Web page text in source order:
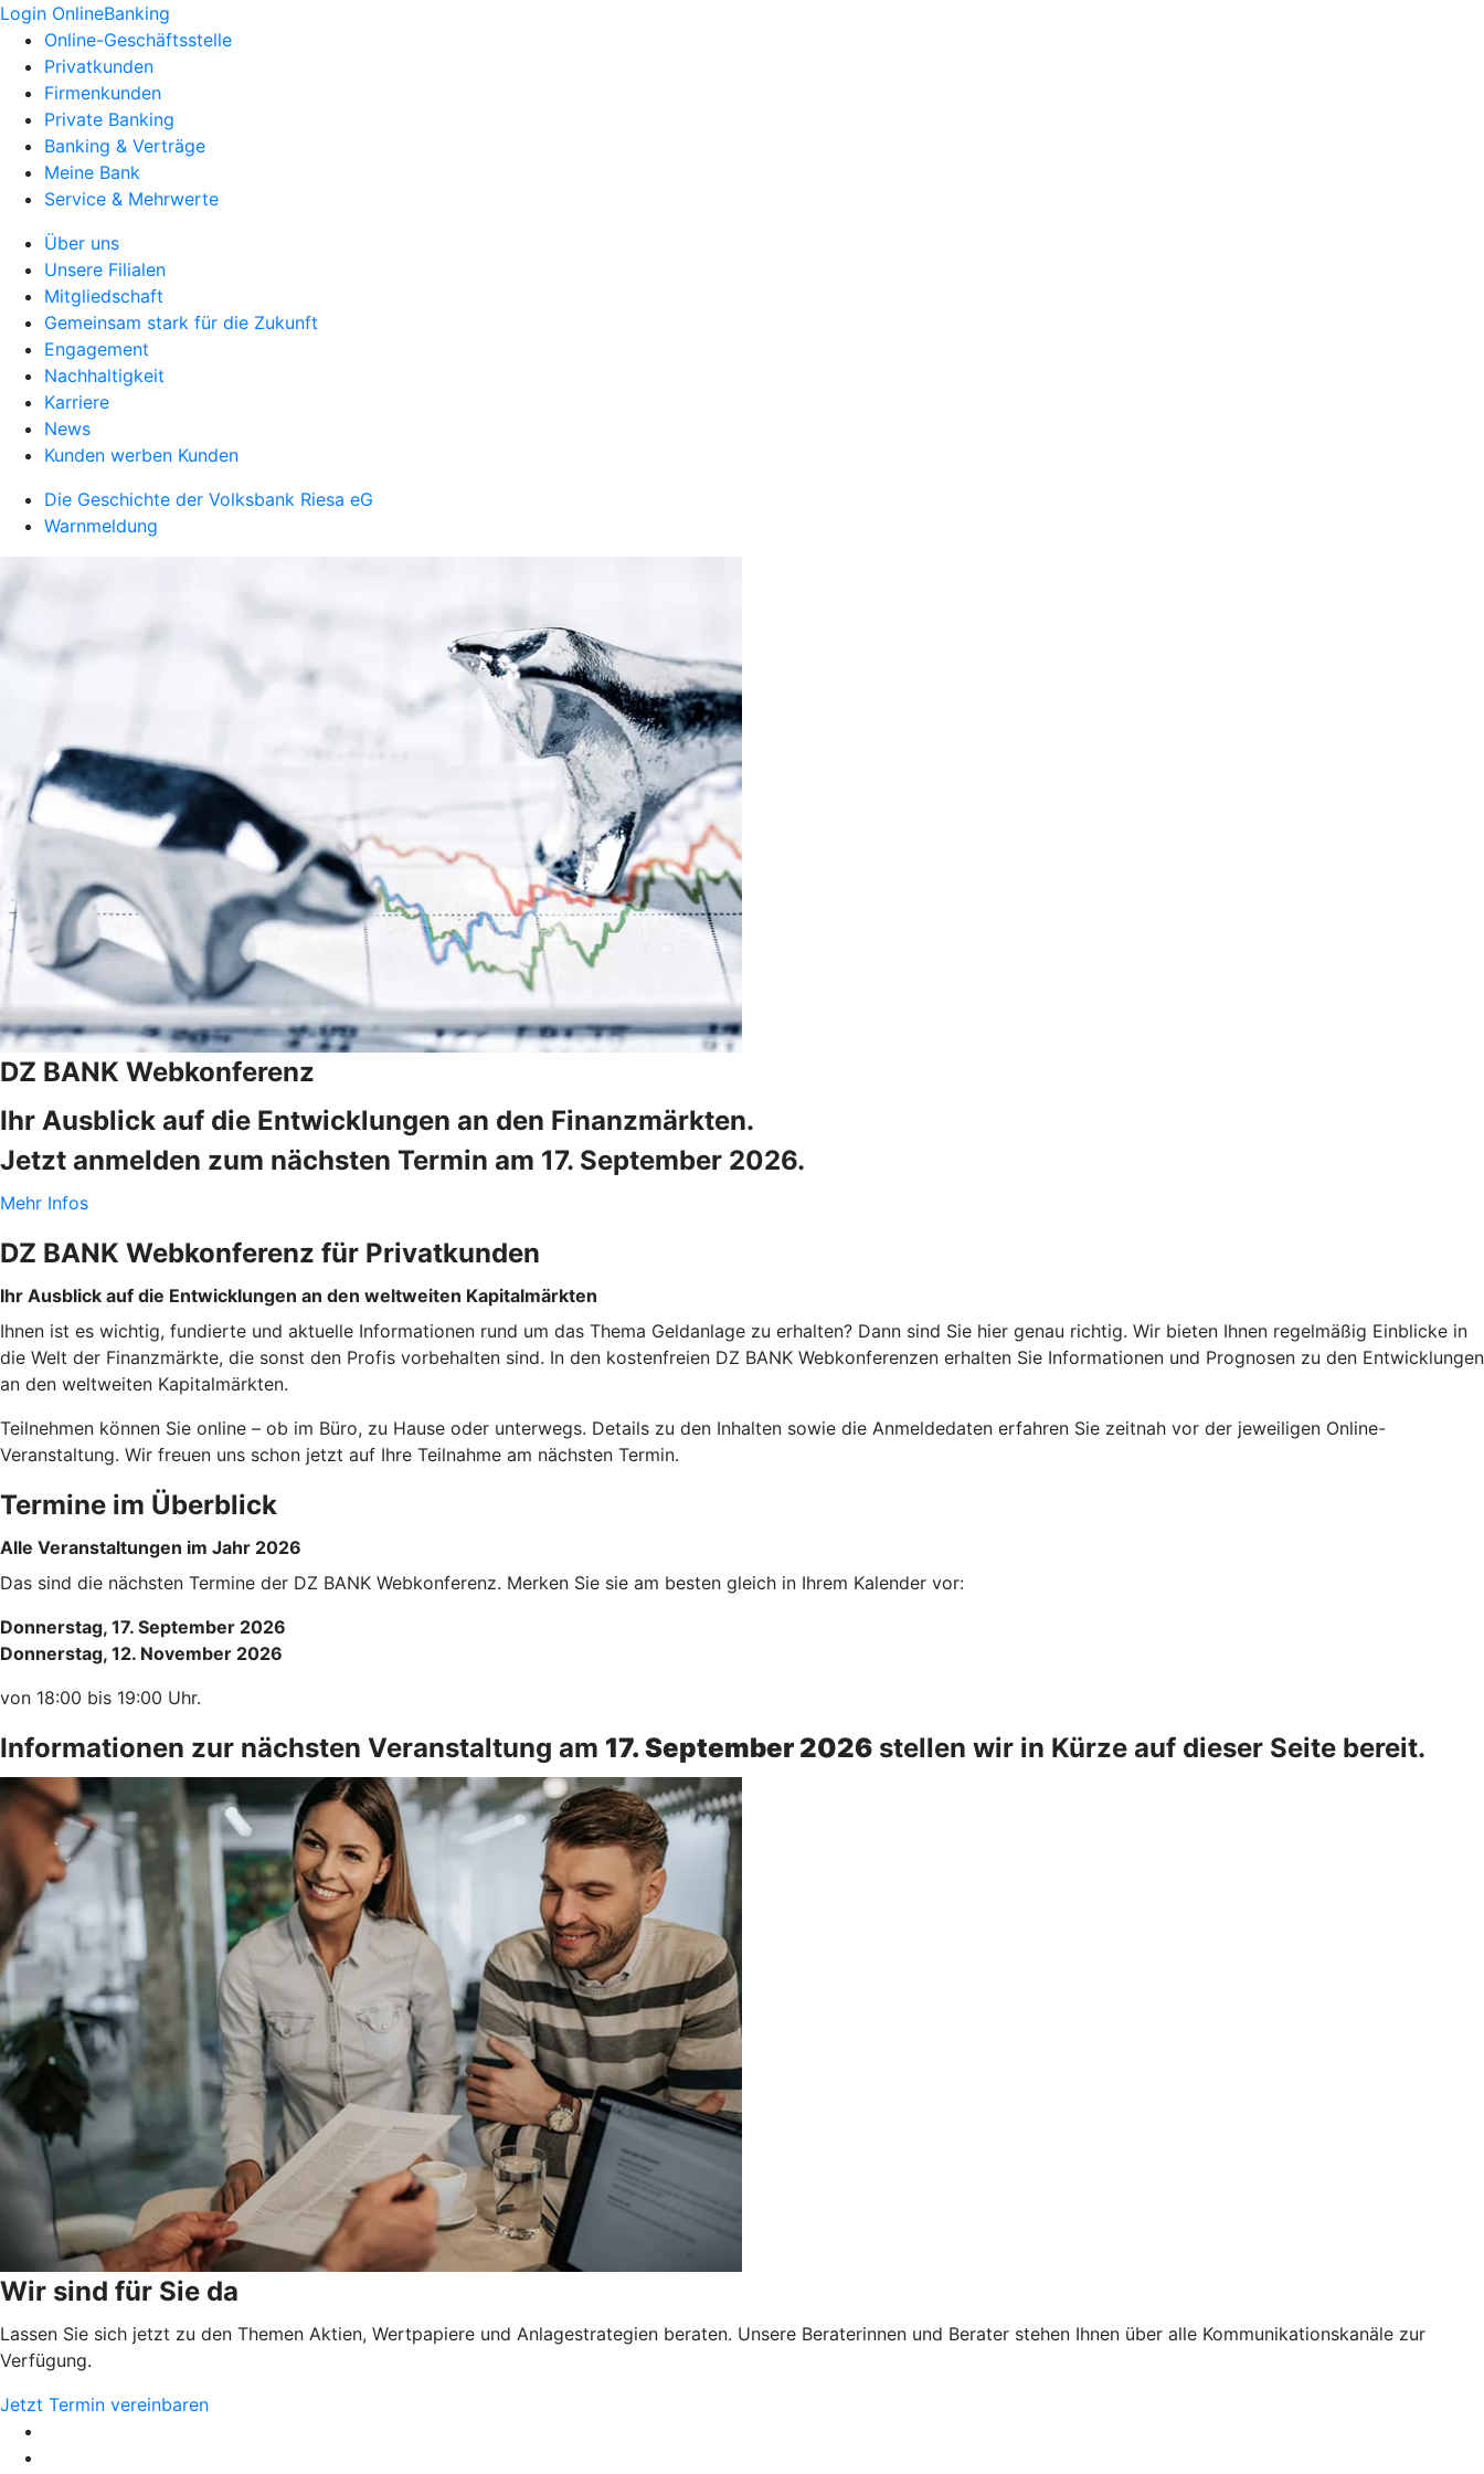
Login OnlineBanking
Online-Geschäftsstelle
Privatkunden
Firmenkunden
Private Banking
Banking & Verträge
Meine Bank
Service & Mehrwerte
Über uns
Unsere Filialen
Mitgliedschaft
Gemeinsam stark für die Zukunft
Engagement
Nachhaltigkeit
Karriere
News
Kunden werben Kunden
Die Geschichte der Volksbank Riesa eG
Warnmeldung
DZ BANK Webkonferenz
Ihr Ausblick auf die Entwicklungen an den Finanzmärkten.
Jetzt anmelden zum nächsten Termin am 17. September 2026.
Mehr Infos
DZ BANK Webkonferenz für Privatkunden
Ihr Ausblick auf die Entwicklungen an den weltweiten Kapitalmärkten
Ihnen ist es wichtig, fundierte und aktuelle Informationen rund um das Thema Geldanlage zu erhalten? Dann sind Sie hier genau richtig. Wir bieten Ihnen regelmäßig Einblicke in
die Welt der Finanzmärkte, die sonst den Profis vorbehalten sind. In den kostenfreien DZ BANK Webkonferenzen erhalten Sie Informationen und Prognosen zu den Entwicklungen
an den weltweiten Kapitalmärkten.
Teilnehmen können Sie online – ob im Büro, zu Hause oder unterwegs. Details zu den Inhalten sowie die Anmeldedaten erfahren Sie zeitnah vor der jeweiligen Online-
Veranstaltung. Wir freuen uns schon jetzt auf Ihre Teilnahme am nächsten Termin.
Termine im Überblick
Alle Veranstaltungen im Jahr 2026
Das sind die nächsten Termine der DZ BANK Webkonferenz. Merken Sie sie am besten gleich in Ihrem Kalender vor:
Donnerstag, 17. September 2026
Donnerstag, 12. November 2026
von 18:00 bis 19:00 Uhr.
Informationen zur nächsten Veranstaltung am 17. September 2026 stellen wir in Kürze auf dieser Seite bereit.
Wir sind für Sie da
Lassen Sie sich jetzt zu den Themen Aktien, Wertpapiere und Anlagestrategien beraten. Unsere Beraterinnen und Berater stehen Ihnen über alle Kommunikationskanäle zur
Verfügung.
Jetzt Termin vereinbaren